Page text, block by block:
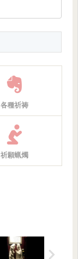
各種祈祷
祈願蝋燭